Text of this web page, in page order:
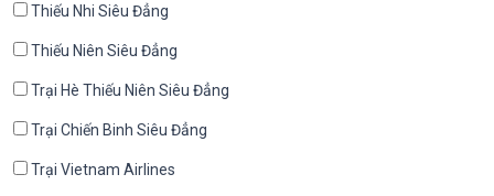
Thiếu Nhi Siêu Đẳng
Thiếu Niên Siêu Đẳng
Trại Hè Thiếu Niên Siêu Đẳng
Trại Chiến Binh Siêu Đẳng
Trại Vietnam Airlines